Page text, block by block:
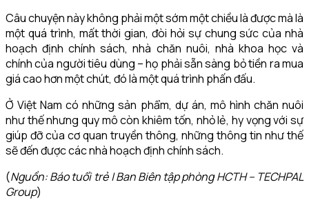
Câu chuyện này không phải một sớm một chiều là được mà là
một quá trình, mất thời gian, đòi hỏi sự chung sức của nhà
hoạch định chính sách, nhà chăn nuôi, nhà khoa học và
chính của người tiêu dùng – họ phải sẵn sàng bỏ tiền ra mua
giá cao hơn một chút, đó là một quá trình phấn đấu.
Ở Việt Nam có những sản phẩm, dự án, mô hình chăn nuôi
như thế nhưng quy mô còn khiêm tốn, nhỏ lẻ, hy vọng với sự
giúp đỡ của cơ quan truyền thông, những thông tin như thế
sẽ đến được các nhà hoạch định chính sách.
(Nguồn: Báo tuổi trẻ | Ban Biên tập phòng HCTH – TECHPAL
Group)